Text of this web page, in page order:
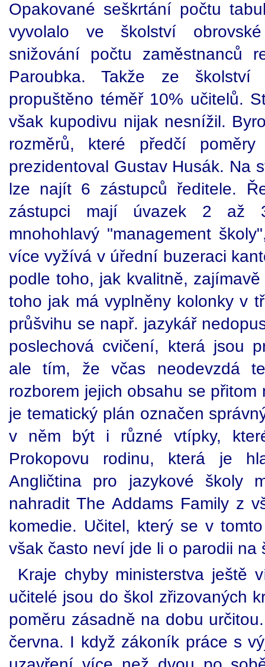
Opakované seškrtání počtu
vyvolalo ve školství
snižování počtu zaměstnanců
Paroubka. Takže ze
propuštěno téměř 10% učitelů.
však kupodivu nijak nesnížil.
rozměrů, které předčí
prezidentoval Gustav Husák. Na
lze najít 6 zástupců ředitele.
zástupci mají úvazek 2 až
mnohohlavý "management
více vyžívá v úřední buzeraci
podle toho, jak kvalitně,
toho jak má vyplněny kolonky v
průšvihu se např. jazykář
poslechová cvičení, která jsou
ale tím, že včas neodevzdá
rozborem jejich obsahu se
je tematický plán označen
v něm být i různé vtípky,
Prokopovu rodinu, která je
Angličtina pro jazykové školy
nahradit The Addams Family z
komedie. Učitel, který se v
však často neví jde li o parodii na
Kraje chyby ministerstva ještě
učitelé jsou do škol zřizovaných
poměru zásadně na dobu
června. I když zákoník práce s